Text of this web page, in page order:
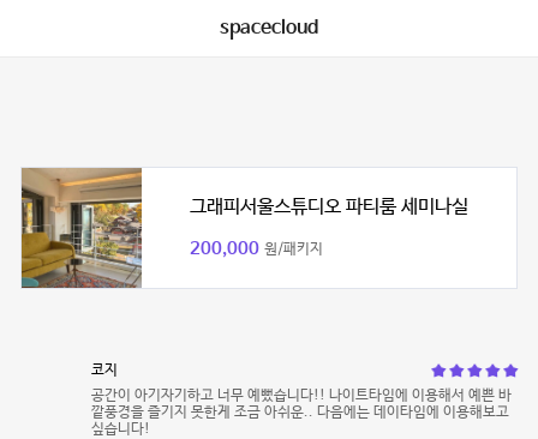
spacecloud
그래피서울스튜디오 파티룸 세미나실
200,000 원/패키지
코지
공간이 아기자기하고 너무 예뻤습니다!! 나이트타임에 이용해서 예쁜 바
깥풍경을 즐기지 못한게 조금 아쉬운.. 다음에는 데이타임에 이용해보고
싶습니다!